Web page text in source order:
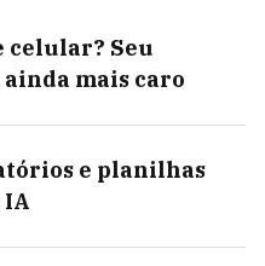
celular? Seu
mais caro
e planilhas
IA